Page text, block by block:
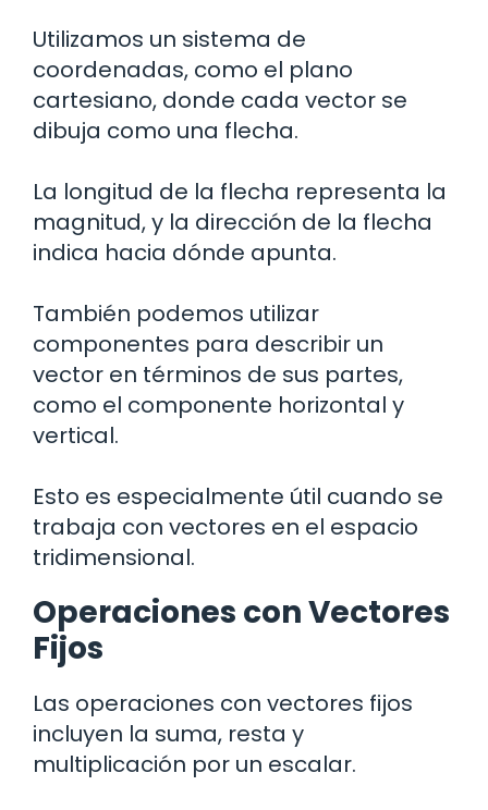
Utilizamos un sistema de
coordenadas, como el plano
cartesiano, donde cada vector se
dibuja como una flecha.
La longitud de la flecha representa la
magnitud, y la dirección de la flecha
indica hacia dónde apunta.
También podemos utilizar
componentes para describir un
vector en términos de sus partes,
como el componente horizontal y
vertical.
Esto es especialmente útil cuando se
trabaja con vectores en el espacio
tridimensional.
Operaciones con Vectores
Fijos
Las operaciones con vectores fijos
incluyen la suma, resta y
multiplicación por un escalar.